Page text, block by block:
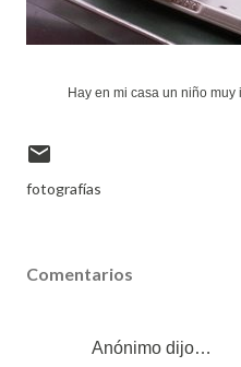
Hay en mi casa un niño
fotografías
Comentarios
Anónimo dijo…